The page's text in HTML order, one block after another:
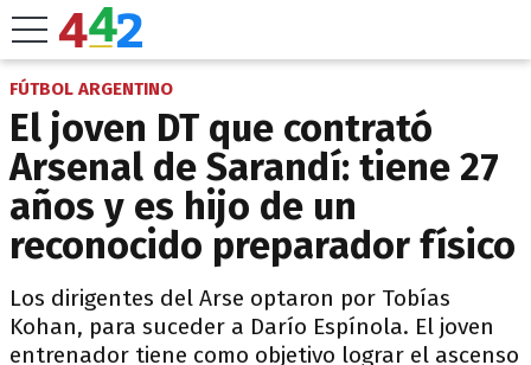
FÚTBOL ARGENTINO
El joven DT que contrató
Arsenal de Sarandí: tiene 27
años y es hijo de un
reconocido preparador físico
Los dirigentes del Arse optaron por Tobías
Kohan, para suceder a Darío Espínola. El joven
entrenador tiene como objetivo lograr el ascenso